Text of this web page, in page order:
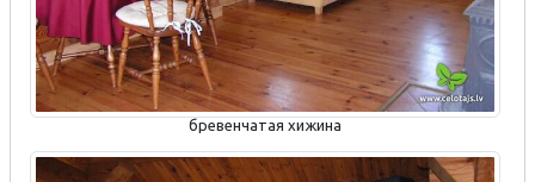
бревенчатая хижина